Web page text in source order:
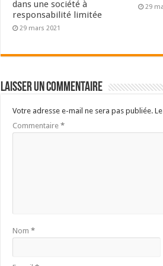
dans une société à
responsabilité limitée
29 mars 2021
29
Laisser un commentaire
Votre adresse e-mail ne sera pas publiée.
Commentaire *
Nom *